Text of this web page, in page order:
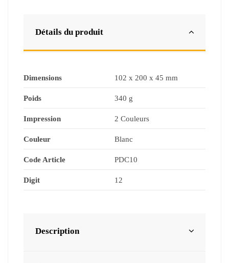
Détails du produit
Dimensions 102 x 200 x 45 mm
Poids 340 g
Impression 2 Couleurs
Couleur Blanc
Code Article PDC10
Digit 12
Description